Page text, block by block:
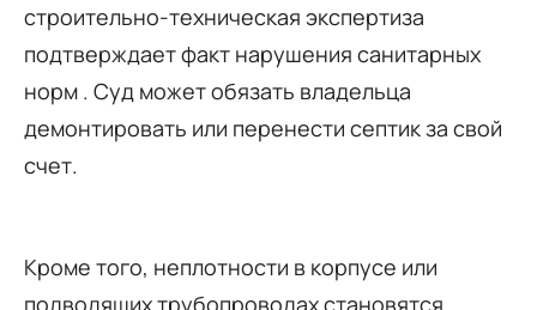
строительно-техническая экспертиза
подтверждает факт нарушения санитарных
норм . Суд может обязать владельца
демонтировать или перенести септик за свой
счет.
Кроме того, неплотности в корпусе или
подводящих трубопроводах становятся